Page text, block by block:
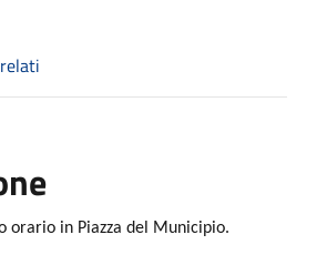
orario in Piazza del Municipio.